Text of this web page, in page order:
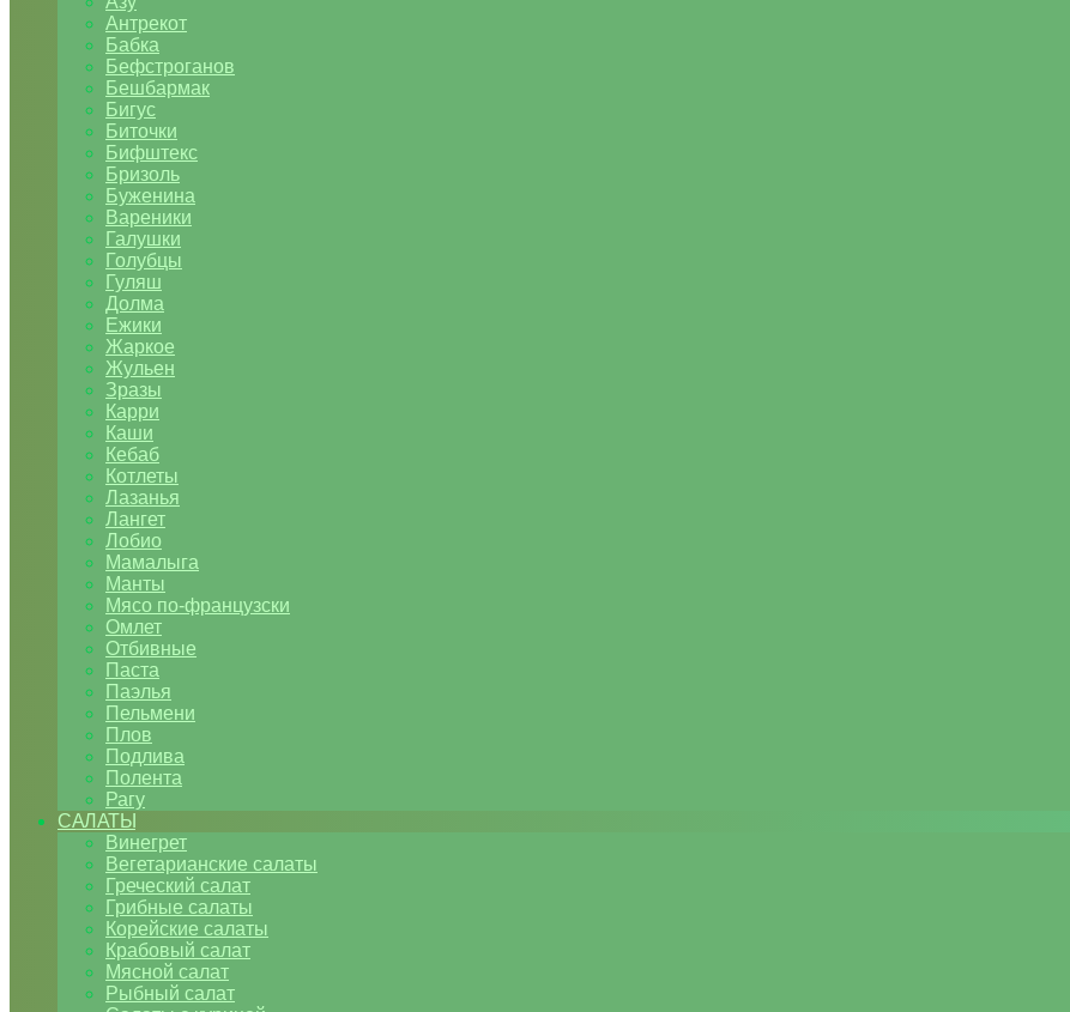
Антрекот
Бабка
Бефстроганов
Бешбармак
Бигус
Биточки
Бифштекс
Бризоль
Буженина
Вареники
Галушки
Голубцы
Гуляш
Долма
Ежики
Жаркое
Жульен
Зразы
Карри
Каши
Кебаб
Котлеты
Лазанья
Лангет
Лобио
Мамалыга
Манты
Мясо по-французски
Омлет
Отбивные
Паста
Паэлья
Пельмени
Плов
Подлива
Полента
Рагу
САЛАТЫ
Винегрет
Вегетарианские салаты
Греческий салат
Грибные салаты
Корейские салаты
Крабовый салат
Мясной салат
Рыбный салат